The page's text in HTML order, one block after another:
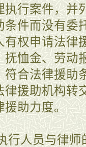
执行案件，并
条件而没有委
有权申请法律
抚恤金、劳动
符合法律援助
律援助机构转
援助力度。
行人员与律